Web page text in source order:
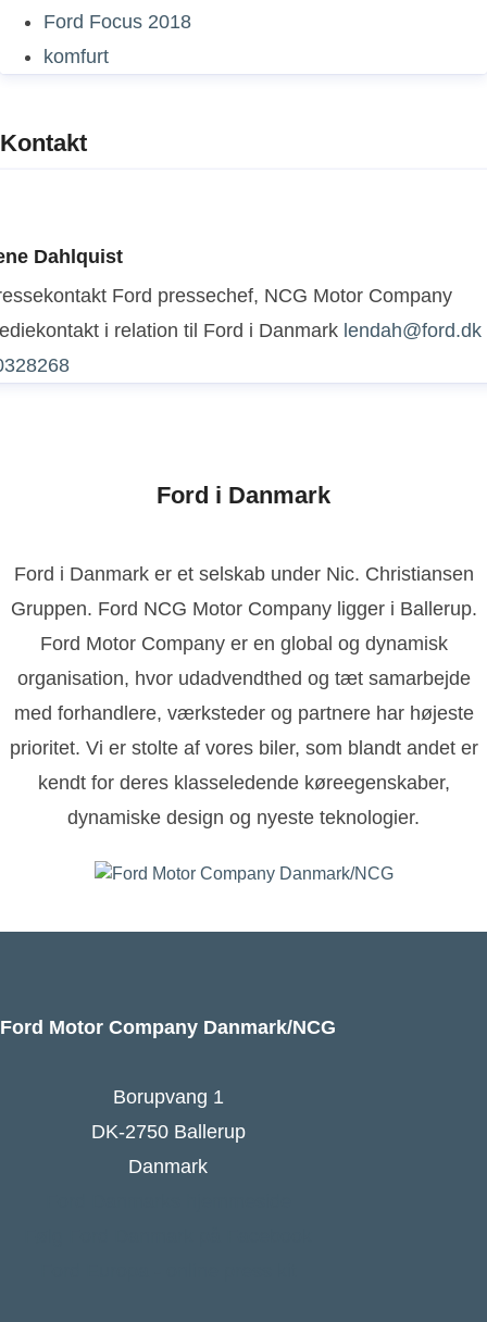
Ford Focus 2018
komfurt
Kontakt
Dahlquist
Ford pressechef, NCG Motor Company
i relation til Ford i Danmark lendah@ford.dk
Ford i Danmark
Ford i Danmark er et selskab under Nic. Christiansen
Gruppen. Ford NCG Motor Company ligger i Ballerup.
Ford Motor Company er en global og dynamisk
organisation, hvor udadvendthed og tæt samarbejde
med forhandlere, værksteder og partnere har højeste
prioritet. Vi er stolte af vores biler, som blandt andet er
kendt for deres klasseledende køreegenskaber,
dynamiske design og nyeste teknologier.
Ford Motor Company Danmark/NCG
Borupvang 1
DK-2750 Ballerup
Danmark